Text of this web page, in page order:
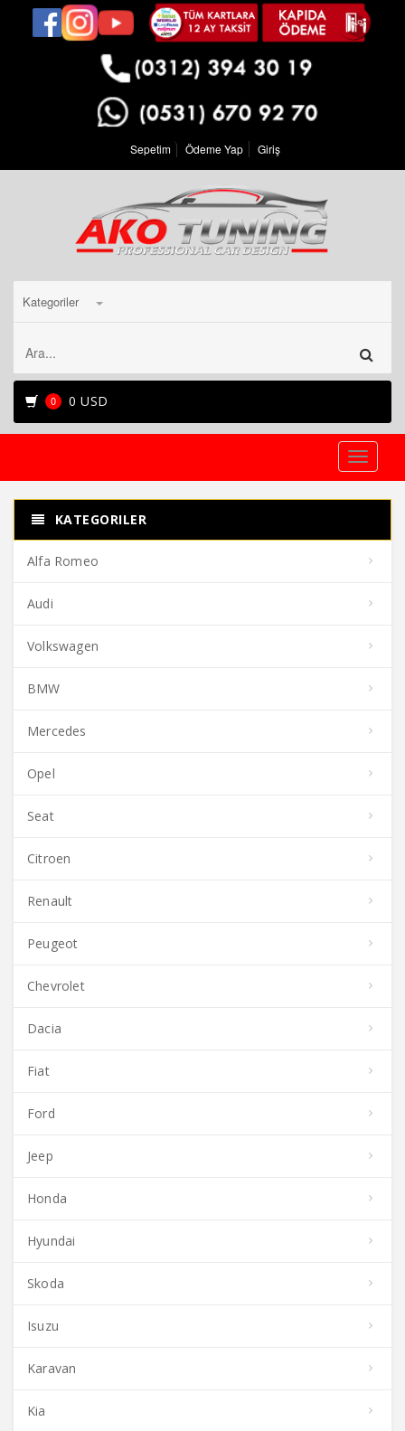
Sepetim Ödeme Yap Giriş
Kategoriler
0 0 USD
Toggle
KATEGORILER
Alfa Romeo
Audi
Volkswagen
BMW
Mercedes
Opel
Seat
Citroen
Renault
Peugeot
Chevrolet
Dacia
Fiat
Ford
Jeep
Honda
Hyundai
Skoda
Isuzu
Karavan
Kia